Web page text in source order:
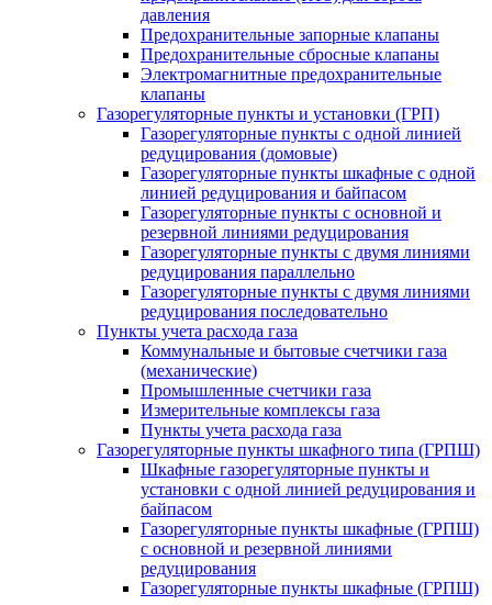
давления
Предохранительные запорные клапаны
Предохранительные сбросные клапаны
Электромагнитные предохранительные
клапаны
Газорегуляторные пункты и установки (ГРП)
Газорегуляторные пункты с одной линией
редуцирования (домовые)
Газорегуляторные пункты шкафные с одной
линией редуцирования и байпасом
Газорегуляторные пункты с основной и
резервной линиями редуцирования
Газорегуляторные пункты с двумя линиями
редуцирования параллельно
Газорегуляторные пункты с двумя линиями
редуцирования последовательно
Пункты учета расхода газа
Коммунальные и бытовые счетчики газа
(механические)
Промышленные счетчики газа
Измерительные комплексы газа
Пункты учета расхода газа
Газорегуляторные пункты шкафного типа (ГРПШ)
Шкафные газорегуляторные пункты и
установки c одной линией редуцирования и
байпасом
Газорегуляторные пункты шкафные (ГРПШ)
с основной и резервной линиями
редуцирования
Газорегуляторные пункты шкафные (ГРПШ)